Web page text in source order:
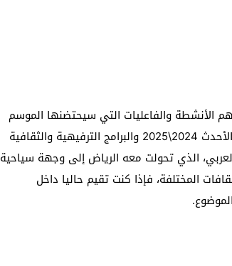
الأنشطة والفاعليات التي سيحتضنها الموسم
الحالي، واليوم نكشف لك الكثير من التفاصيل عن أهم فاعليات النسخة الأحدث 2024\2025 والبرامج الترفيهية والثقافية
الذي تحولت معه الرياض إلى وجهة سياحية
المختلفة، فإذا كنت تقيم حاليا داخل